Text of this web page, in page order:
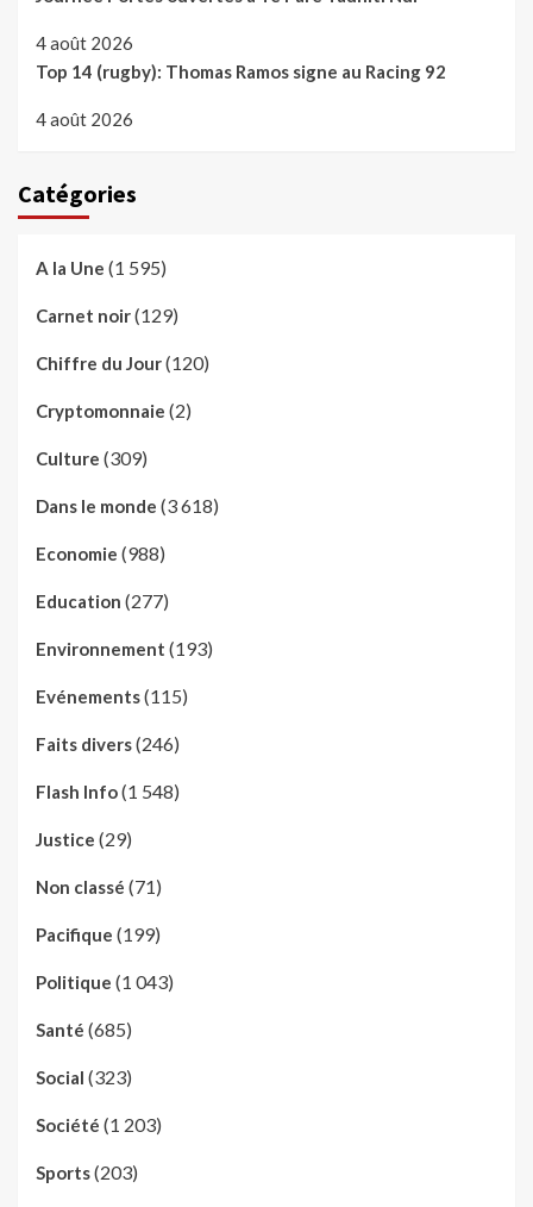
4 août 2026
Top 14 (rugby): Thomas Ramos signe au Racing 92
4 août 2026
Catégories
A la Une (1 595)
Carnet noir(129)
Chiffre du Jour(120)
Cryptomonnaie (2)
Culture (309)
Dans le monde (3 618)
Economie (988)
Education (277)
Environnement (193)
Evénements(115)
Faits divers(246)
Flash Info(1 548)
Justice (29)
Non classé (71)
Pacifique (199)
Politique (1 043)
Santé (685)
Social (323)
Société (1 203)
Sports(203)